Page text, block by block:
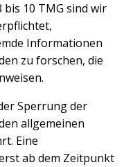
bis 10 TMG sind wir
Informationen
zu forschen, die
Sperrung der
allgemeinen
Eine
ab dem Zeitpunkt